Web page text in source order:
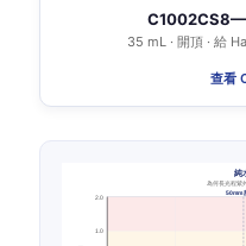
35 mL · 開頂 · 給
查看
純
為何長光程紫
2.0
1.0
50 mm